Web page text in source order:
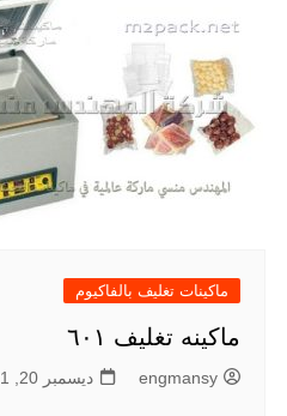
ماكينات تغليف بالفاكيوم
ماكينه تغليف ٦٠١
engmansy ديسمبر 20, 2021